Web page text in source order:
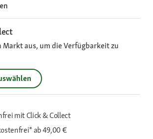
Markt aus, um die Verfügbarkeit zu
mit Click & Collect
ab 49,00 €